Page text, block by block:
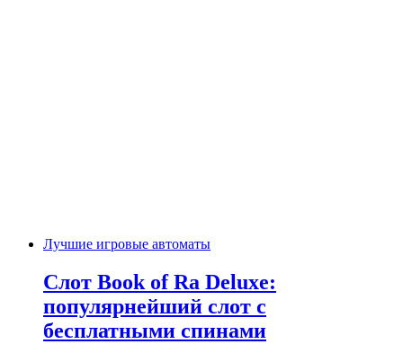
Лучшие игровые автоматы
Слот Book of Ra Deluxe:
популярнейший слот с
бесплатными спинами